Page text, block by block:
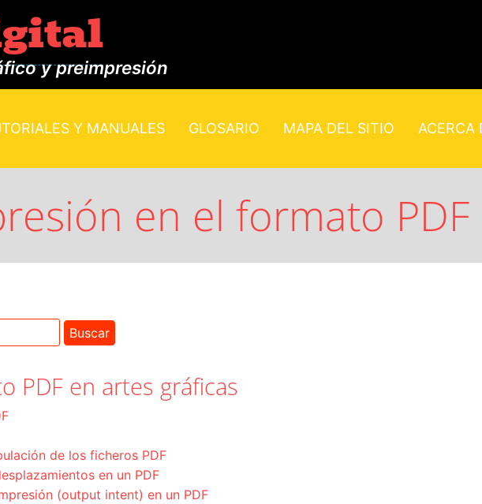
y preimpresión
Y MANUALES GLOSARIO MAPA DEL SITIO ACERCA
en el formato PDF
PDF en artes gráficas
de los ficheros PDF
en un PDF
(output intent) en un PDF